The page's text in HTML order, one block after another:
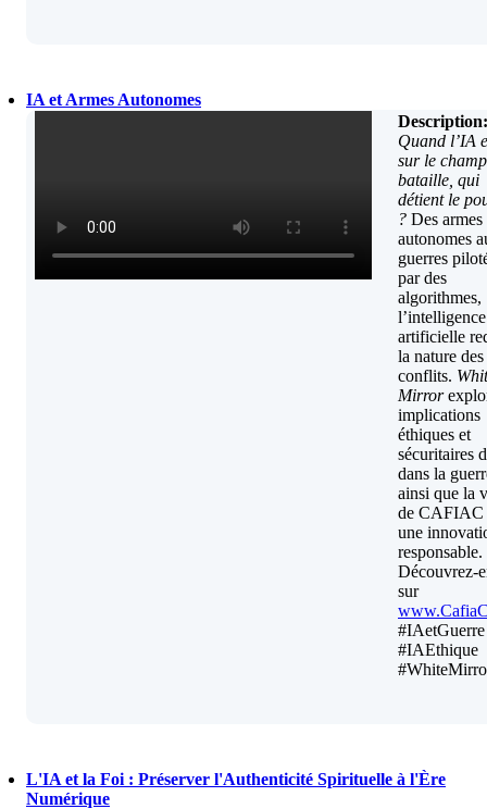
IA et Armes Autonomes
Description:
Quand l’IA
sur le
bataille, qui
détient le
? Des armes
autonomes
guerres
par des
algorithmes,
l’intelligence
artificielle
la nature des
conflits.
Mirror
implications
éthiques et
sécuritaires
dans la
ainsi que la
de CAFIAC
une
responsable.
Découvrez-
sur
#IAetGuerre
#IAEthique
L'IA et la Foi : Préserver l'Authenticité Spirituelle à l'Ère
Numérique